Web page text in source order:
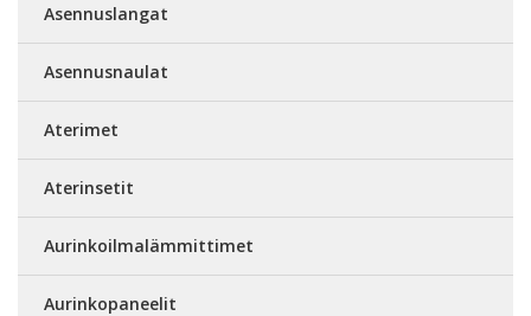
Asennuslangat
Asennusnaulat
Aterimet
Aterinsetit
Aurinkoilmalämmittimet
Aurinkopaneelit